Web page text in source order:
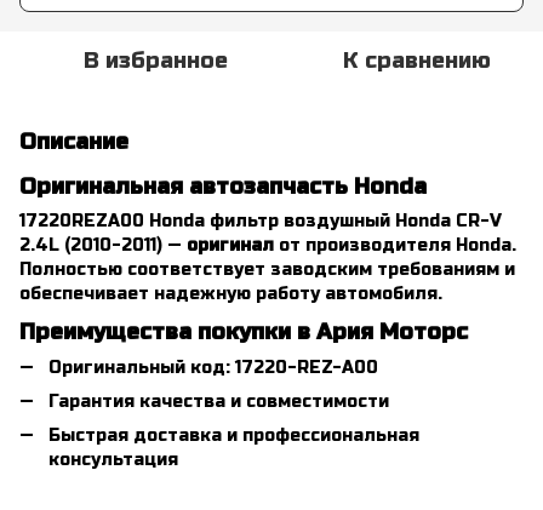
В избранное К сравнению
Описание
Оригинальная автозапчасть Honda
17220REZA00 Honda фильтр воздушный Honda CR-V
2.4L (2010-2011) — оригинал от производителя Honda.
Полностью соответствует заводским требованиям и
обеспечивает надежную работу автомобиля.
Преимущества покупки в Ария Моторс
Оригинальный код: 17220-REZ-A00
Гарантия качества и совместимости
Быстрая доставка и профессиональная
консультация